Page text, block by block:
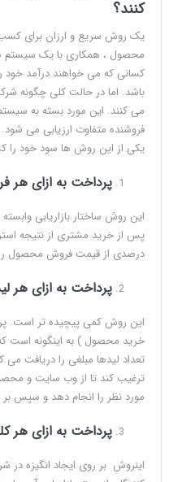
کنند؟
یک روش سریع و ارزان برای
محصول ، همکاری با یک سیستم
کسانی که می خواهند درآمد خود
باشد. اما در حالت کلی چگونه
می کنند. این مورد بسته به
فروشنده متفاوت ارزیابی می
یکی از این روش ها سود خود را
پرداخت به ازای هر
این روش ساختار بازاریابی
پس از خرید مشتری از نتیجه
درصدی از قیمت فروش محصول
پرداخت به ازای هر
این روش کمی پیچیده تر است.
خرید محصول ) به اینگونه است
تعداد لیدها مبلغی را دریافت
ترغیب کند تا از وب سایت و
مورد نظر را انجام دهد و سپس
پرداخت به ازای هر
اینروش بر روی ایجاد انگیزه